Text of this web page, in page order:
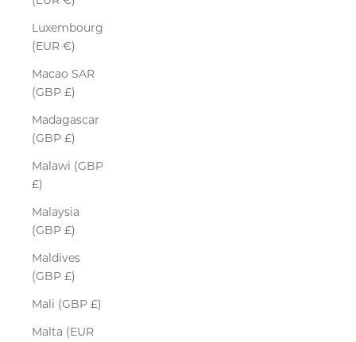
Luxembourg
(EUR €)
Macao SAR
(GBP £)
Madagascar
(GBP £)
Malawi (GBP
£)
Malaysia
(GBP £)
Maldives
(GBP £)
Mali (GBP £)
Malta (EUR